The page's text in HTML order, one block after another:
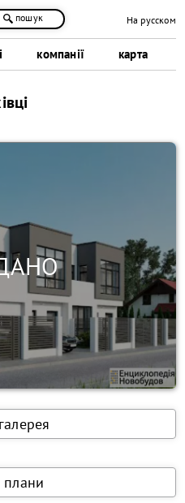
компанії карта
пошук На русском
галерея
плани